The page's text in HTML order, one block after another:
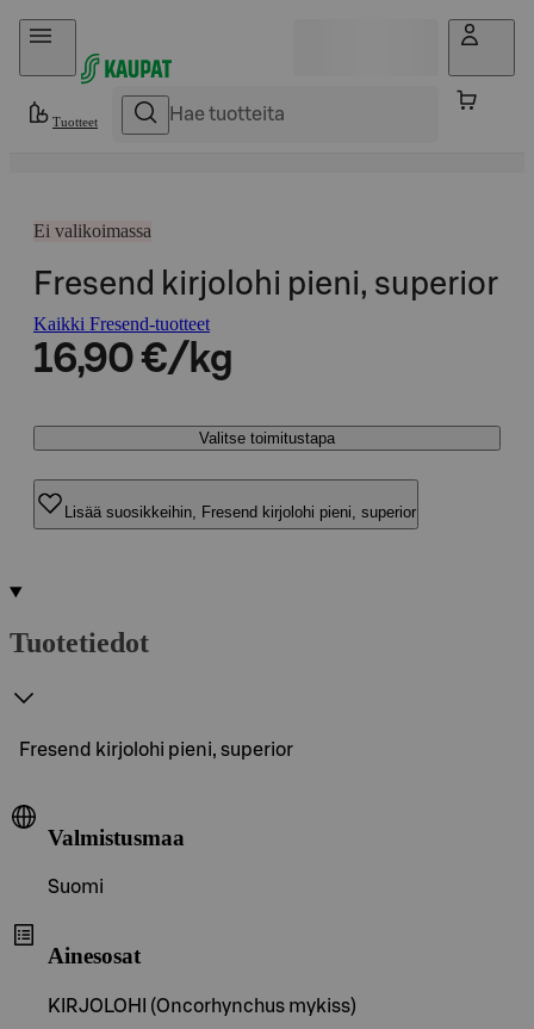
Hyppää sisältöön
Tuotteet
Ei valikoimassa
Fresend kirjolohi pieni, superior
Kaikki Fresend-tuotteet
16,90 €/kg
Valitse toimitustapa
Lisää suosikkeihin, Fresend kirjolohi pieni, superior
Tuotetiedot
Fresend kirjolohi pieni, superior
Valmistusmaa
Suomi
Ainesosat
KIRJOLOHI (Oncorhynchus mykiss)